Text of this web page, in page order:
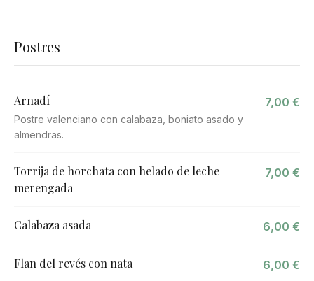
Postres
Arnadí
Postre valenciano con calabaza, boniato asado y
almendras.
7,00 €
Torrija de horchata con helado de leche
merengada
7,00 €
Calabaza asada 6,00 €
Flan del revés con nata 6,00 €